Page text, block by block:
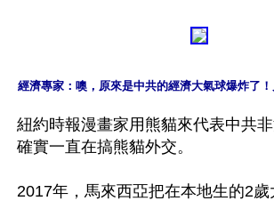
經濟專家：噢，原來是中共的經濟大氣球爆炸了！
紐約時報漫畫家用熊貓來代表中共
確實一直在搞熊貓外交。
2017年，馬來西亞把在本地生的2歲